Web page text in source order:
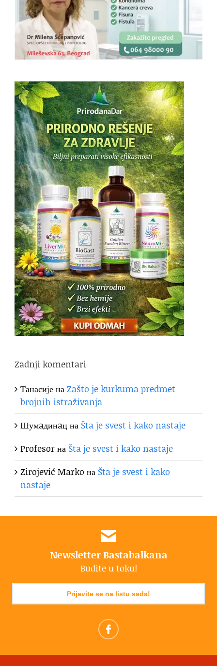
Zadnji komentari
ТанасијенаZašto je kurkuma predmet
brojnih istraživanja
Шумaдинaцна Šta je svest i kako nastaje
Profesorна Šta je svest i kako nastaje
Zirojević Marko на Šta je svest i kako
nastaje
Newsletter Bastabalkana
Budite u toku!
Prijavite se na listu sada!